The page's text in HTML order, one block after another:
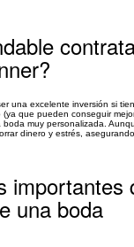
una excelente inversión si
que pueden conseguir
muy personalizada.
dinero y estrés,
importantes
una boda